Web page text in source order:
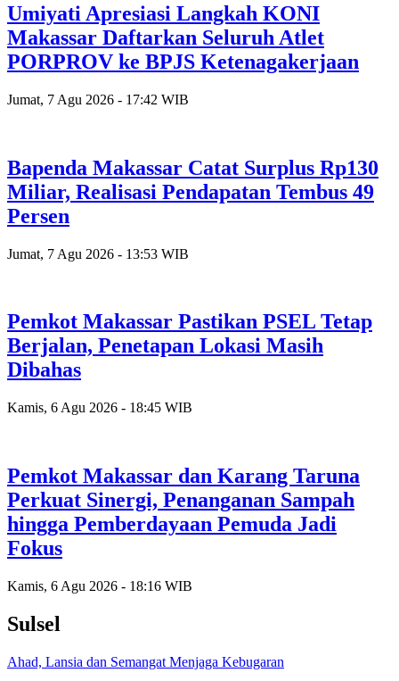
Umiyati Apresiasi Langkah KONI
Makassar Daftarkan Seluruh Atlet
PORPROV ke BPJS Ketenagakerjaan
Jumat, 7 Agu 2026 - 17:42 WIB
Bapenda Makassar Catat Surplus Rp130
Miliar, Realisasi Pendapatan Tembus 49
Persen
Jumat, 7 Agu 2026 - 13:53 WIB
Pemkot Makassar Pastikan PSEL Tetap
Berjalan, Penetapan Lokasi Masih
Dibahas
Kamis, 6 Agu 2026 - 18:45 WIB
Pemkot Makassar dan Karang Taruna
Perkuat Sinergi, Penanganan Sampah
hingga Pemberdayaan Pemuda Jadi
Fokus
Kamis, 6 Agu 2026 - 18:16 WIB
Sulsel
Ahad, Lansia dan Semangat Menjaga Kebugaran